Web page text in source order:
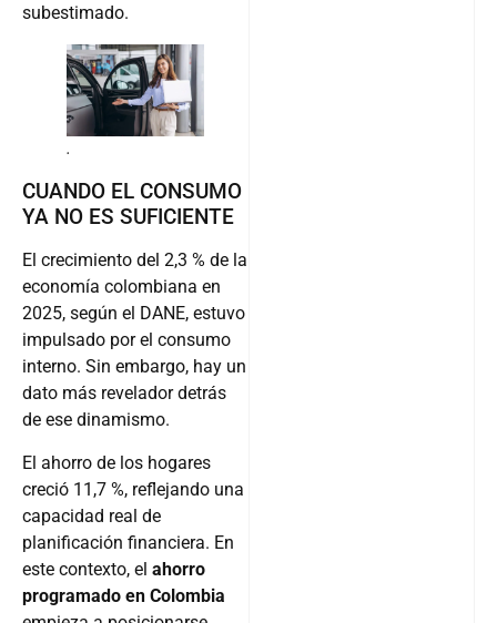
.
YA NO ES SUFICIENTE
economía colombiana en
2025, según el DANE, estuvo
impulsado por el consumo
interno. Sin embargo, hay un
dato más revelador detrás
de ese dinamismo.
creció 11,7 %, reflejando una
capacidad real de
planificación financiera. En
este contexto, elahorro
programado en Colombia
empieza a posicionarse